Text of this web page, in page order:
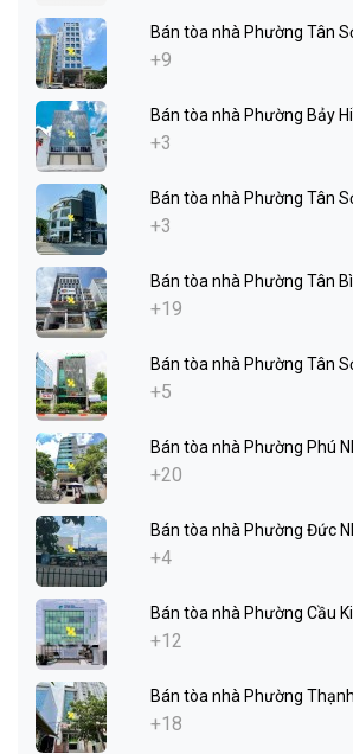
Bán tòa nhà Phường Tân
+9
Bán tòa nhà Phường Bảy
+3
Bán tòa nhà Phường Tân
+3
Bán tòa nhà Phường Tân
+19
Bán tòa nhà Phường Tân
+5
Bán tòa nhà Phường Phú
+20
Bán tòa nhà Phường Đức
+4
Bán tòa nhà Phường Cầu
+12
Bán tòa nhà Phường
+18